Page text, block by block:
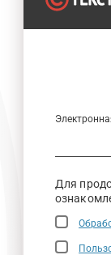
Для